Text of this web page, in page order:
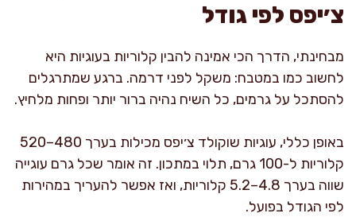
צ׳יפס לפי גודל
מבחינתי, הדרך הכי אמינה להבין קלוריות בעוגיות היא
לחשוב כמו במטבח: משקל לפני דרמה. ברגע שמתרגלים
להסתכל על גרמים, כל השיח נהיה ברור יותר ופחות מלחיץ.
באופן כללי, עוגיות שוקולד צ׳יפס מכילות בערך 480–520
קלוריות ל-100 גרם, תלוי במתכון. זה אומר שכל גרם עוגייה
שווה בערך 4.8–5.2 קלוריות, ואז אפשר להעריך במהירות
לפי הגודל בפועל.